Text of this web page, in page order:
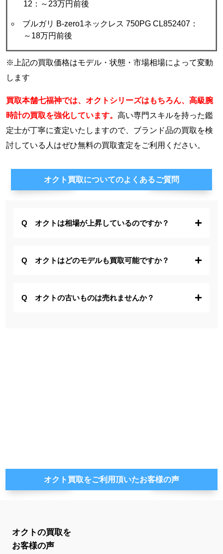
12：～23万円前後
ブルガリ B-zero1ネックレス 750PG CL852407：
～18万円前後
※上記の買取価格はモデル・状態・市場相場によって変動
します
買取本舗七福神では、オクトシリーズはもちろん、高級腕
時計の買取を強化しています。 高い専門スキルを持った鑑
定士が丁寧に査定いたしますので、ブランド品の買取を検
討している人はぜひ無料の買取査定をご利用ください。
オクト買取についてのよくあるご質問
オクトは相場が上昇しているのですか？
オクトはどのモデルも買取可能ですか？
オクトの古いものは売れませんか？
オクト買取をご利用頂いたお客様の声
オクトの買取を
お客様の声